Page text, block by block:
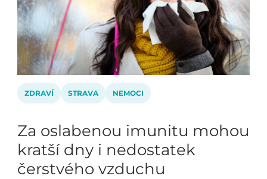
ZDRAVÍ STRAVA NEMOCI
Za oslabenou imunitu mohou
kratší dny i nedostatek
čerstvého vzduchu